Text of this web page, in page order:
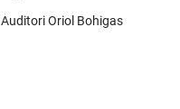
Auditori Oriol Bohigas